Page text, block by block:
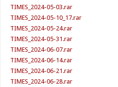
TIMES_2024-05-03.rar
TIMES_2024-05-10_17.rar
TIMES_2024-05-24.rar
TIMES_2024-05-31.rar
TIMES_2024-06-07.rar
TIMES_2024-06-14.rar
TIMES_2024-06-21.rar
TIMES_2024-06-28.rar